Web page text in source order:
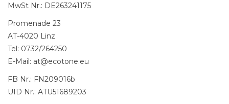
MwSt Nr.: DE263241175
Promenade 23
AT-4020 Linz
Tel: 0732/264250
E-Mail: at@ecotone.eu
FB Nr.: FN209016b
UID Nr.: ATU51689203